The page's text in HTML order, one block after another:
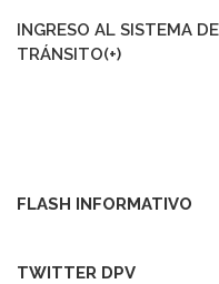
INGRESO AL SISTEMA
TRÁNSITO(+)
FLASH INFORMATIVO
TWITTER DPV